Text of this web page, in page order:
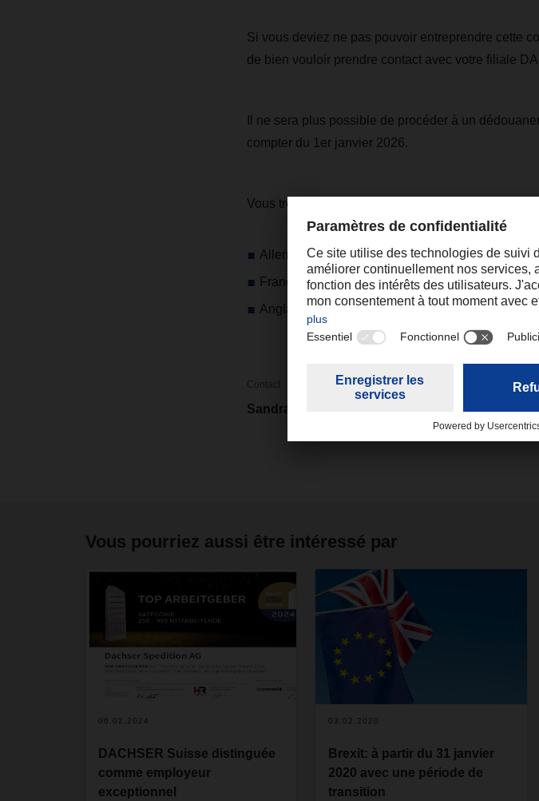
Si vous deviez ne pas pouvoir entreprendre cette
de bien vouloir prendre contact avec votre filiale
Il ne sera plus possible de procéder à un
compter du 1er janvier 2026.
Vous trouverez de plus amples informations sur les
Allemand :Ausfuhr aus der Schweiz mit Passar
Français :Exportation de Suisse avec Passar
Anglais :Exportation from Switzerland with
Contact
Sandra Pereira Leal
Vous pourriez aussi être intéressé par
06.02.2024
DACHSER Suisse distinguée
comme employeur
exceptionnel
03.02.2020
Brexit: à partir du 31 janvier
2020 avec une période de
transition